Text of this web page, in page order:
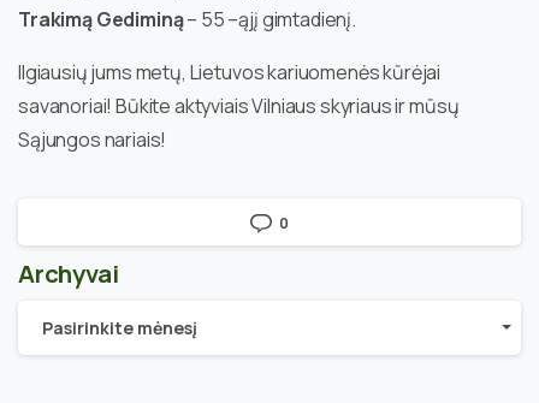
Trakimą Gediminą– 55 –ąjį gimtadienį.
Ilgiausių jums metų, Lietuvos kariuomenės kūrėjai
savanoriai! Būkite aktyviais Vilniaus skyriaus ir mūsų
Sąjungos nariais!
0
Archyvai
Archyvai
Pasirinkite mėnesį